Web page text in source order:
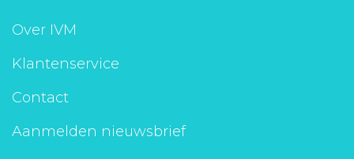
Over IVM
Klantenservice
Contact
Aanmelden nieuwsbrief